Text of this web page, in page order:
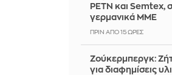
PETN και
γερμανικά ΜΜΕ
ΠΡΙΝ ΑΠΌ 15 ΏΡΕΣ
Ζούκερμπεργκ:
για διαφημίσεις